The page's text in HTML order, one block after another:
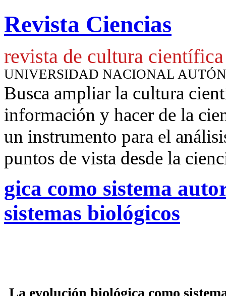
Revista Ciencias
revista de cultura científica
UNIVERSIDAD NACIONAL
Busca ampliar la cultura
información y hacer de la
un instrumento para el
puntos de vista desde la
gi­ca co­mo sis­te­ma
sis­temas bio­ló­gi­cos
La evo­lu­ción bioló­gi­ca co­mo